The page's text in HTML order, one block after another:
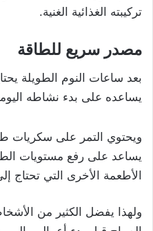
تركيبته الغذائية الغنية.
مصدر سريع للطاقة
بعد ساعات النوم الطويلة
يساعده على بدء نشاطه
ويحتوي التمر على سكريات
يساعد على رفع مستويات
الأطعمة الأخرى التي
ولهذا يفضل الكثير من